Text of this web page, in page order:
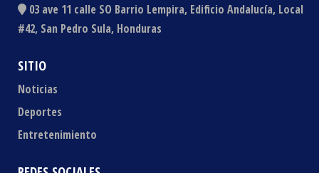
03 ave 11 calle SO Barrio Lempira, Edificio Andalucía, Local
#42, San Pedro Sula, Honduras
SITIO
Noticias
Deportes
Entretenimiento